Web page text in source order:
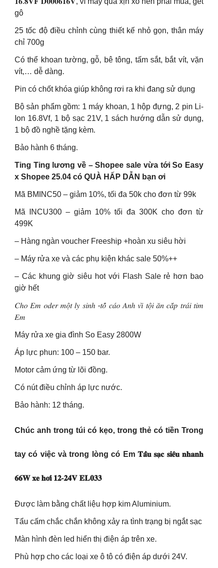
gô
25 tốc độ điều chỉnh cùng thiết kế nhỏ gọn, thân máy
chỉ 700g
Có thể khoan tường, gỗ, bê tông, tấm sắt, bắt vít, vặn
vít,… dễ dàng.
Pin có chốt khóa giúp không rơi ra khi đang sử dụng
Bộ sản phẩm gồm: 1 máy khoan, 1 hộp đựng, 2 pin Li-
Ion 16.8Vf, 1 bộ sạc 21V, 1 sách hướng dẫn sử dụng,
1 bộ đồ nghề tặng kèm.
Bảo hành 6 tháng.
Ting Ting lương về – Shopee sale vừa tới So Easy
x Shopee 25.04 có QUÀ HẤP DẪN bạn ơi
Mã BMINC50 – giảm 10%, tối đa 50k cho đơn từ 99k
Mã INCU300 – giảm 10% tối đa 300K cho đơn từ
499K
– Hàng ngàn voucher Freeship +hoàn xu siêu hời
– Máy rửa xe và các phụ kiện khác sale 50%++
– Các khung giờ siêu hot với Flash Sale rẻ hơn bao
giờ hết
𝐶ℎ𝑜 𝐸𝑚 𝑜𝑑𝑒𝑟 𝑚𝑜̣̂𝑡 𝑙𝑦 𝑠𝑖𝑛ℎ -𝑡𝑜̂́ 𝑐𝑎́𝑜 𝐴𝑛ℎ 𝑣𝑖̀ 𝑡𝑜̣̂𝑖 𝑎̆𝑛 𝑐𝑎̆́𝑝 𝑡𝑟𝑎́𝑖 𝑡𝑖𝑚
𝐸𝑚
Máy rửa xe gia đình So Easy 2800W
Áp lực phun: 100 – 150 bar.
Motor cảm ứng từ lõi đồng.
Có nút điều chỉnh áp lực nước.
Bảo hành: 12 tháng.
Chúc anh trong túi có kẹo, trong thẻ có tiền Trong
tay có việc và trong lòng có Em 𝐓𝐚̂̉𝐮 𝐬𝐚̣𝐜 𝐬𝐢𝐞̂𝐮 𝐧𝐡𝐚𝐧𝐡
𝟔𝟔𝐖 𝐱𝐞 𝐡𝐨̛𝐢 𝟏𝟐-𝟐𝟒𝐕 𝐄𝐋𝟎𝟑𝟑
Được làm bằng chất liệu hợp kim Aluminium.
Tẩu cấm chắc chắn không xảy ra tình trạng bị ngắt sạc
Màn hình đèn led hiển thị điện áp trên xe.
Phù hợp cho các loại xe ô tô có điện áp dưới 24V.